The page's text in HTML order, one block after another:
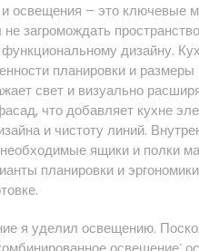
освещения – это ключевые
загромождать
дизайну.
планировки и
свет и визуально
что добавляет кухне
и чистоту линий.
ящики и полки
планировки и
я уделил освещению.